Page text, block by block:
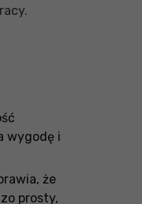
wygodę i
że
prosty,